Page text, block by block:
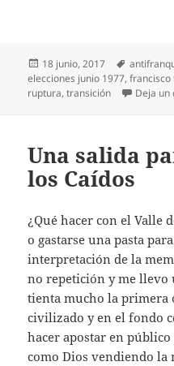
Publicado
el
18 junio, 2017 Etiquetas
elecciones junio 1977,francisco
ruptura,transición Deja un
Una salida
los Caídos
¿Qué hacer con el Valle
o gastarse una pasta
interpretación de la
no repetición y me llevo
tienta mucho la primera
civilizado y en el fondo
hacer apostar en público
como Dios vendiendo la